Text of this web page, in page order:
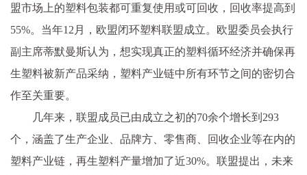
盟市场上的塑料包装都可重复使用或可回收，回收率提高到
55%。当年12月，欧盟闭环塑料联盟成立。欧盟委员会执行
副主席蒂默曼斯认为，想实现真正的塑料循环经济并确保再
生塑料被新产品采纳，塑料产业链中所有环节之间的密切合
作至关重要。
几年来，联盟成员已由成立之初的70余个增长到293
个，涵盖了生产企业、品牌方、零售商、回收企业等在内的
塑料产业链，再生塑料产量增加了近30%。联盟提出，未来